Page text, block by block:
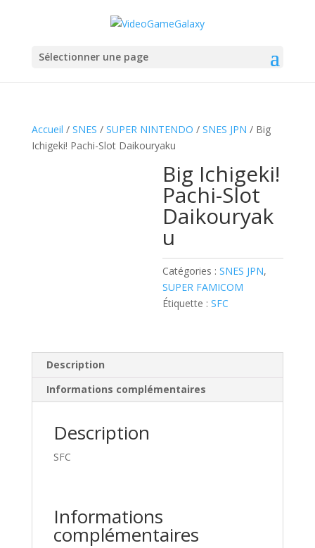
Sélectionner une page
Accueil / SNES / SUPER NINTENDO / SNES JPN / Big
Ichigeki! Pachi-Slot Daikouryaku
Big Ichigeki!
Pachi-Slot
Daikouryak
u
Catégories :SNES JPN,
SUPER FAMICOM
Étiquette :SFC
Description
Informations complémentaires
Description
SFC
Informations
complémentaires